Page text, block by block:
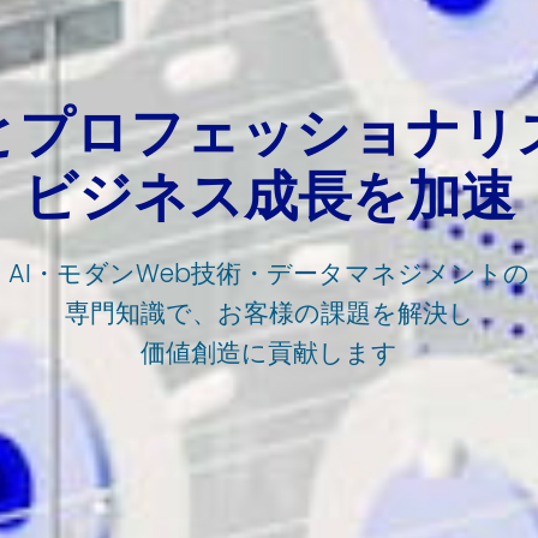
プロフェッショナリ
ビジネス成長を加速
AI・モダンWeb技術・データマネジメントの
専門知識で、お客様の課題を解決し
価値創造に貢献します